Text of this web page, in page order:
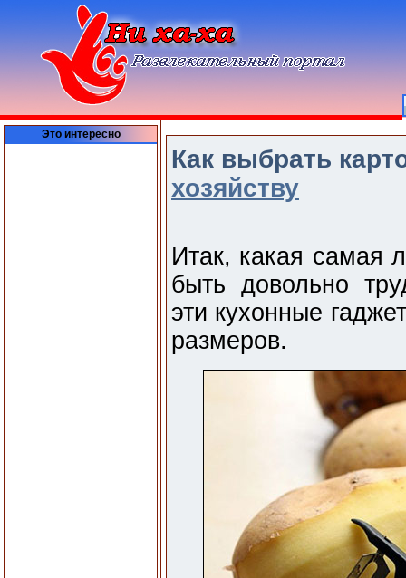
Это интересно
Как выбрать
хозяйству
Итак, какая самая
быть довольно
эти кухонные
размеров.